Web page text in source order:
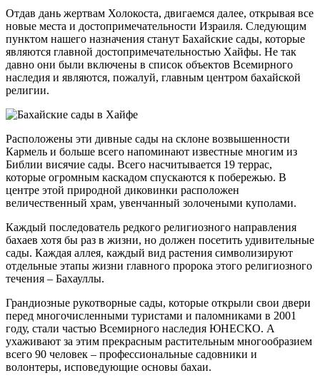
Отдав дань жертвам Холокоста, двигаемся далее, открывая все
новые места и достопримечательности Израиля. Следующим
пунктом нашего назначения станут Бахайские сады, которые
являются главной достопримечательностью Хайфы. Не так
давно они были включены в список объектов Всемирного
наследия и являются, пожалуй, главным центром бахайской
религии.
Расположены эти дивные сады на склоне возвышенности
Кармель и больше всего напоминают известные многим из
Библии висячие сады. Всего насчитывается 19 террас,
которые огромным каскадом спускаются к побережью. В
центре этой природной диковинки расположен
величественный храм, увенчанный золочеными куполами.
Каждый последователь редкого религиозного направления
бахаев хотя бы раз в жизни, но должен посетить удивительные
сады. Каждая аллея, каждый вид растения символизируют
отдельные этапы жизни главного пророка этого религиозного
течения – Бахауллы.
Грандиозные рукотворные сады, которые открыли свои двери
перед многочисленными туристами и паломниками в 2001
году, стали частью Всемирного наследия ЮНЕСКО. А
ухаживают за этим прекрасным растительным многообразием
всего 90 человек – профессиональные садовники и
волонтеры, исповедующие основы бахаи.